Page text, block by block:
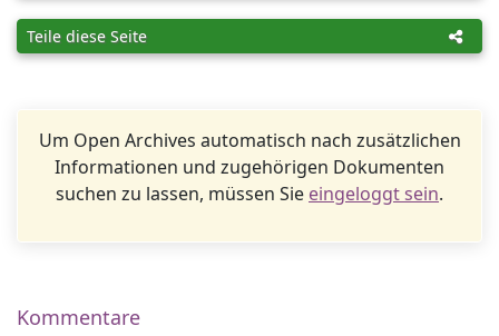
Teile diese Seite
Um Open Archives automatisch nach zusätzlichen
Informationen und zugehörigen Dokumenten
suchen zu lassen, müssen Sie eingeloggt sein.
Kommentare